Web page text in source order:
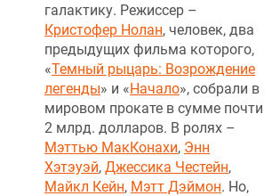
галактику. Режиссер –
Кристофер Нолан, человек, два
предыдущих фильма которого,
«Темный рыцарь: Возрождение
легенды» и «Начало», собрали в
мировом прокате в сумме почти
2 млрд. долларов. В ролях –
Мэттью МакКонахи, Энн
Хэтэуэй, Джессика Честейн,
Майкл Кейн, Мэтт Дэймон. Но,